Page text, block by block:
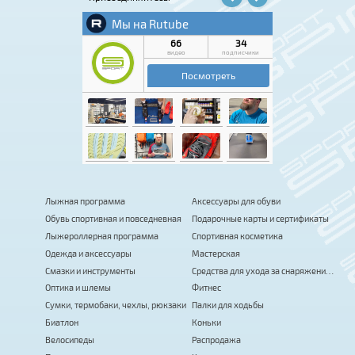
Лыжная программа
Обувь спортивная и повседневная
Лыжероллерная программа
Одежда и аксессуары
Смазки и инструменты
Оптика и шлемы
Сумки, термобаки, чехлы, рюкзаки
Биатлон
Велосипеды
Аксессуары для обуви
Подарочные карты и сертификаты
Спортивная косметика
Мастерская
Средства для ухода за снаряжением
Фитнес
Палки для ходьбы
Коньки
Распродажа